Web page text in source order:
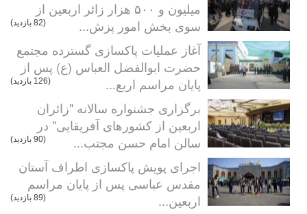
میلیون و ۵۰۰ هزار زائر اربعین از
سوی بخش امور پزش...
(82 بازدید)
آغاز عملیات پاکسازی گسترده مجتمع
حضرت ابوالفضل العباس (ع) پس از
پایان مراسم اربع...
(126 بازدید)
برگزاری جشنواره سالانه "زائران
اربعین از کشورهای آفریقایی" در
سالن امام حسن مجتب...
(90 بازدید)
اجرای پویش پاکسازی اطراف آستان
مقدس عباسی پس از پایان مراسم
اربعین...
(89 بازدید)